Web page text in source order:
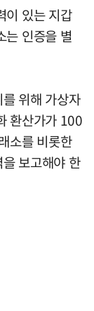
이 있는 지갑
는 인증을 별
위해 가상자
환산가가 100
소를 비롯한
보고해야 한